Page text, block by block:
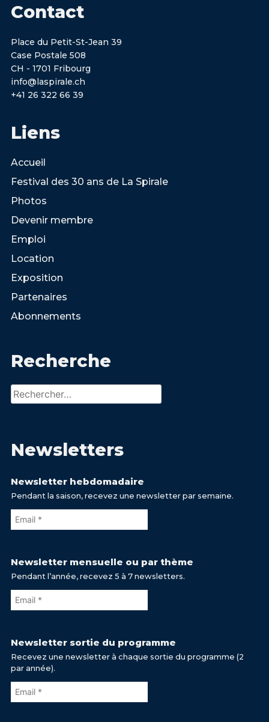
Contact
Place du Petit-St-Jean 39
Case Postale 508
CH - 1701 Fribourg
info@laspirale.ch
+41 26 322 66 39
Liens
Accueil
Festival des 30 ans de La Spirale
Photos
Devenir membre
Emploi
Location
Exposition
Partenaires
Abonnements
Recherche
Rechercher :
Newsletters
Newsletter hebdomadaire
Pendant la saison, recevez une newsletter par semaine.
Newsletter mensuelle ou par thème
Pendant l’année, recevez 5 à 7 newsletters.
Newsletter sortie du programme
Recevez une newsletter à chaque sortie du programme (2
par année).